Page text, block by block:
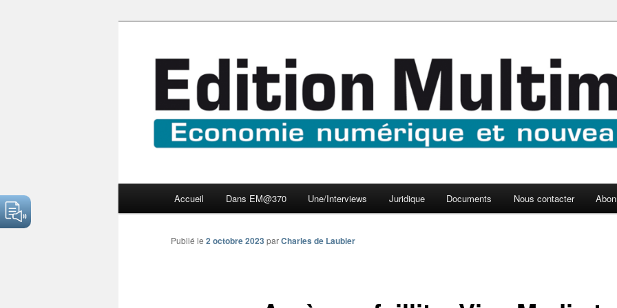
Edition Multimédi@
Accueil Dans EM@370 Une/Interviews Juridique Documents Nous contacter
Publié le 2 octobre 2023 parCharles de Laubier